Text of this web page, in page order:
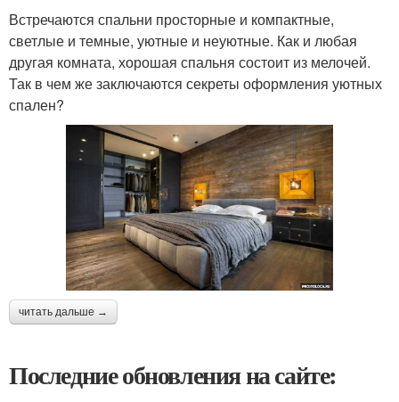
Встречаются спальни просторные и компактные,
светлые и темные, уютные и неуютные. Как и любая
другая комната, хорошая спальня состоит из мелочей.
Так в чем же заключаются секреты оформления уютных
спален?
читать дальше →
Последние обновления на сайте: